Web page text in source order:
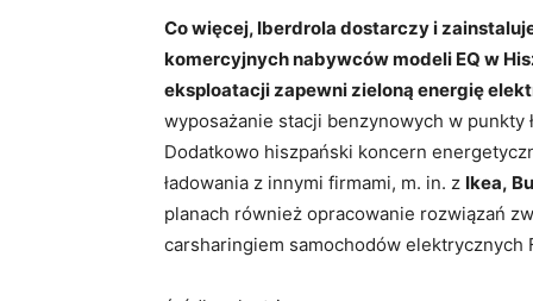
Co więcej, Iberdrola dostarczy i
komercyjnych nabywców modeli EQ w
eksploatacji zapewni zieloną energię
wyposażanie stacji benzynowych w punkty
Dodatkowo hiszpański koncern
ładowania z innymi firmami, m. in. z Ikea,
planach również opracowanie rozwiązań
carsharingiem samochodów elektrycznych